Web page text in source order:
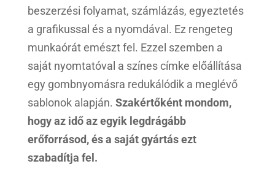
beszerzési folyamat, számlázás, egyeztetés
a grafikussal és a nyomdával. Ez rengeteg
munkaórát emészt fel. Ezzel szemben a
saját nyomtatóval a színes címke előállítása
egy gombnyomásra redukálódik a meglévő
sablonok alapján. Szakértőként mondom,
hogy az idő az egyik legdrágább
erőforrásod, és a saját gyártás ezt
szabadítja fel.